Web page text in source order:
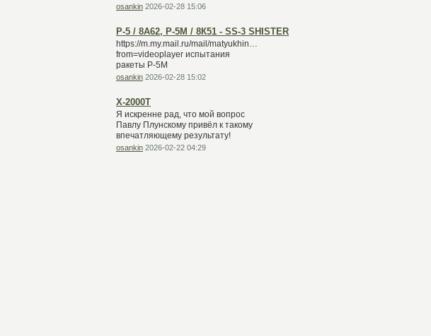
osankin 2026-02-28 15:06
Р-5 / 8А62, Р-5М / 8К51 - SS-3 SHISTER
https://m.my.mail.ru/mail/matyukhin6060/video/13/8584.html?
from=videoplayer испытания
ракеты Р-5М
osankin 2026-02-28 15:02
Х-2000Т
Я искренне рад, что мой вопрос
Павлу Плунскому привёл к такому
впечатляющему результату!
osankin 2026-02-22 04:29